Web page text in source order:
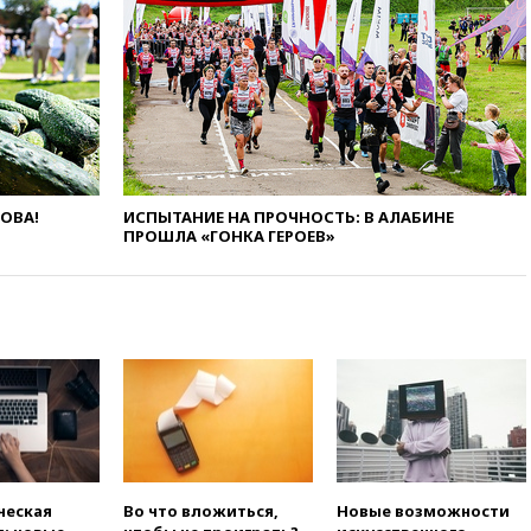
12:15 Иран и Оман
согласовали главные пункты
сделки по открытию
Ормузского пролива
11:58Politico: США
восстановили обмен
разведданными с Украиной
11:58Великобритания
расширила санкции против
России
годовщину ядерной
бомбардировки
Оверчук заявил о
сокращении товарооборота
ИСПЫТАНИЕ НА ПРОЧНОСТЬ: В АЛАБИНЕ
ПРОШЛА «ГОНКА ГЕРОЕВ»
Во что вложиться,
Новые возможности